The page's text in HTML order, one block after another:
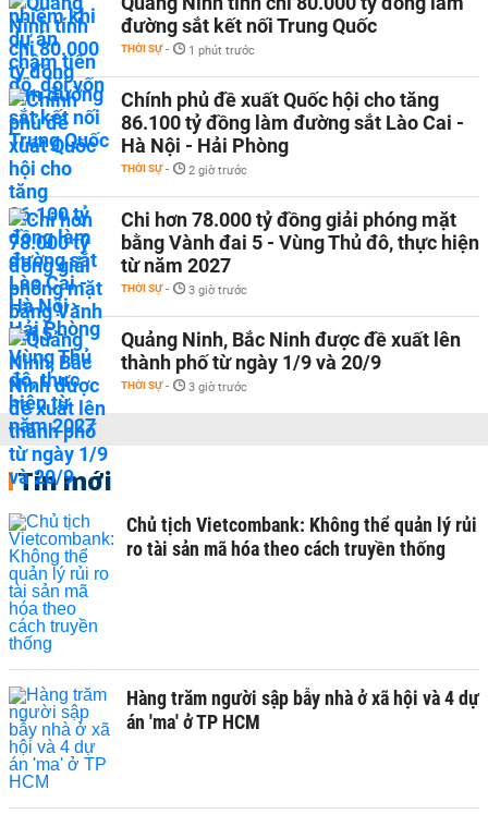
đường sắt kết nối Trung Quốc
THỜI SỰ - 1 phút trước
Chính phủ đề xuất Quốc hội cho tăng
86.100 tỷ đồng làm đường sắt Lào Cai -
Hà Nội - Hải Phòng
THỜI SỰ - 2 giờ trước
Chi hơn 78.000 tỷ đồng giải phóng mặt
bằng Vành đai 5 - Vùng Thủ đô, thực hiện
từ năm 2027
THỜI SỰ - 3 giờ trước
Quảng Ninh, Bắc Ninh được đề xuất lên
thành phố từ ngày 1/9 và 20/9
THỜI SỰ - 3 giờ trước
Tin mới
Chủ tịch Vietcombank: Không thể quản lý rủi
ro tài sản mã hóa theo cách truyền thống
Hàng trăm người sập bẫy nhà ở xã hội và 4 dự
án 'ma' ở TP HCM